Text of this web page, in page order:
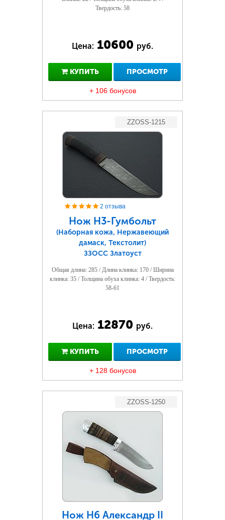
Твердость: 58
Цена: 10600 руб.
КУПИТЬ ПРОСМОТР
+ 106 бонусов
ZZOSS-1215
2 отзыва
Нож Н3-Гумбольт
(Наборная кожа, Нержавеющий
дамаск, Текстолит)
ЗЗОСС Златоуст
Общая длина: 285 / Длина клинка: 170 / Ширина
клинка: 35 / Толщина обуха клинка: 4 / Твердость:
58-61
Цена: 12870 руб.
КУПИТЬ ПРОСМОТР
+ 128 бонусов
ZZOSS-1250
Нож Н6 Александр II